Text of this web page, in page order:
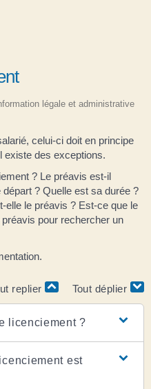
légale et administrative
celui-ci doit en principe
existe des exceptions.
? Le préavis est-il
? Quelle est sa durée ?
elle le préavis ? Est-ce que le
pour rechercher un
replier Tout déplier
licenciement ?
est